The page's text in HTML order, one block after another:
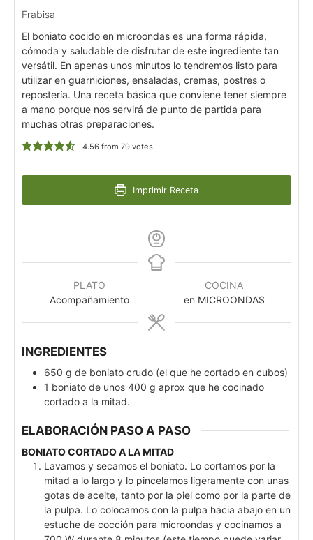
Frabisa
El boniato cocido en microondas es una forma rápida,
cómoda y saludable de disfrutar de este ingrediente tan
versátil. En apenas unos minutos lo tendremos listo para
utilizar en guarniciones, ensaladas, cremas, postres o
repostería. Una receta básica que conviene tener siempre
a mano porque nos servirá de punto de partida para
muchas otras preparaciones.
4.56from 79votes
Imprimir Receta
PLATO
Acompañamiento
COCINA
en MICROONDAS
INGREDIENTES
650 g de boniato crudo (el que he cortado en cubos)
1 boniato de unos 400 g aprox que he cocinado
cortado a la mitad.
ELABORACIÓN PASO A PASO
BONIATO CORTADO A LA MITAD
Lavamos y secamos el boniato. Lo cortamos por la
mitad a lo largo y lo pincelamos ligeramente con unas
gotas de aceite, tanto por la piel como por la parte de
la pulpa. Lo colocamos con la pulpa hacia abajo en un
estuche de cocción para microondas y cocinamos a